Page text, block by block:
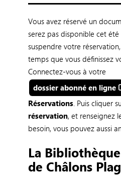
Vous avez réservé un
serez pas disponible cet
suspendre votre
temps que vous définissez
Connectez-vous à votre
dossier abonné en ligne
Réservations. Puis cliquer
réservation, et renseignez
besoin, vous pouvez aussi
La
de Châlons